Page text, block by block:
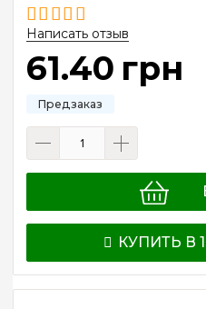
Написать отзыв
61.40 грн
КУПИТЬ В